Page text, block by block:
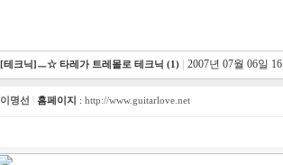
[테크닉]ㅡ☆ 타레가 트레몰로 테크닉 (1) 2007년 07월 06일
이명선 홈페이지 : http://www.guitarlove.net